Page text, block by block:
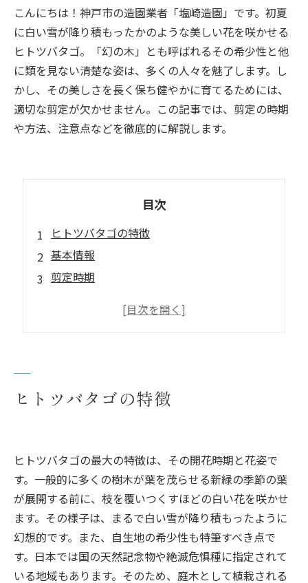
こんにちは！神戸市の造園業者「塩崎造園」です。初夏
に白い雪が降り積もったかのような美しい花を咲かせる
ヒトツバタゴ。「幻の木」とも呼ばれるその希少性と他
に類を見ない清楚な姿は、多くの人々を魅了します。し
かし、その美しさを長く保ち健やかに育てるためには、
適切な剪定が欠かせません。この記事では、剪定の時期
や方法、注意点などを徹底的に解説します。
目次
ヒトツバタゴの特徴
基本情報
剪定時期
若木の剪定
適切な剪定でヒトツバタゴの美しさを末永く
ヒトツバタゴの特徴
ヒトツバタゴの最大の特徴は、その開花時期と花姿で
す。一般的に多くの樹木が葉を茂らせる新緑の季節の葉
が展開する前に、枝を覆いつくすほどの白い花を咲かせ
ます。その様子は、まるで白い雪が降り積もったように
幻想的です。また、自生地の希少性も特筆すべき点で
す。日本では国の天然記念物や絶滅危惧種に指定されて
いる地域もあります。そのため、庭木として植栽される